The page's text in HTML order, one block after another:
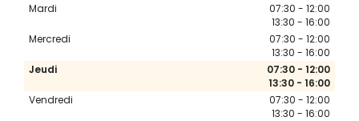
Mardi
07:30 - 12:00
13:30 - 16:00
Mercredi
07:30 - 12:00
13:30 - 16:00
Jeudi
07:30 - 12:00
13:30 - 16:00
Vendredi
07:30 - 12:00
13:30 - 16:00